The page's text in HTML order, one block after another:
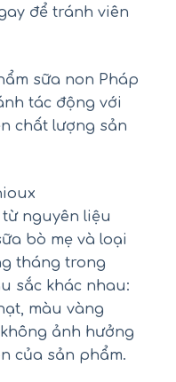
để tránh viên
sữa non Pháp
tác động với
chất lượng sản
nguyên liệu
bò mẹ và loại
tháng trong
sắc khác nhau:
màu vàng
ảnh hưởng
của sản phẩm.